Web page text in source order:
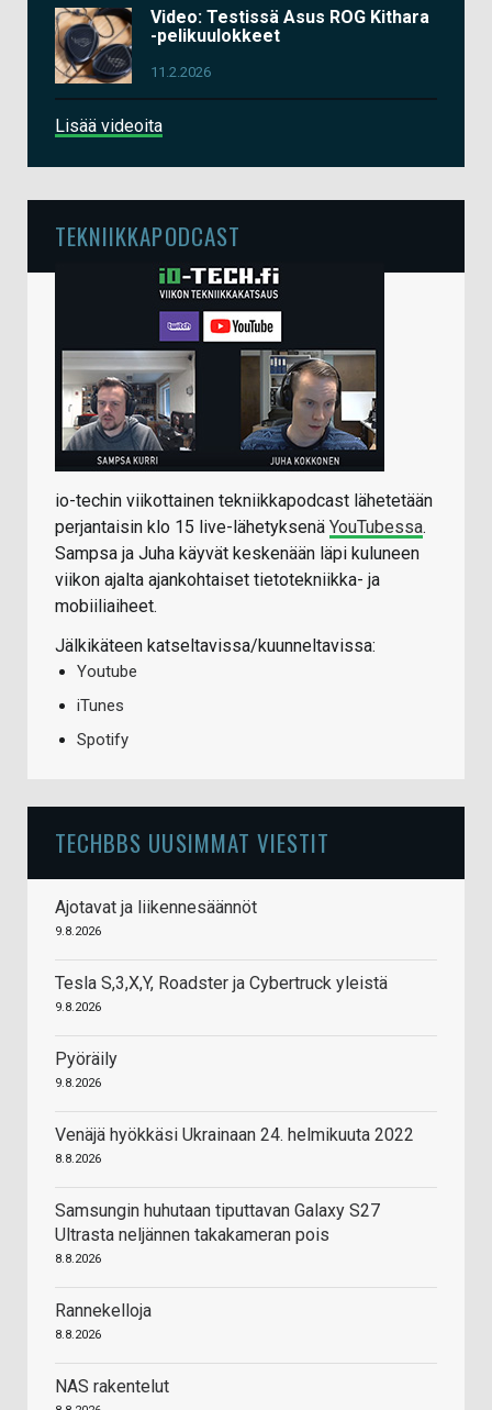
Video: Testissä Asus ROG Kithara
-pelikuulokkeet
11.2.2026
Lisää videoita
TEKNIIKKAPODCAST
io-techin viikottainen tekniikkapodcast lähetetään
perjantaisin klo 15 live-lähetyksenä YouTubessa.
Sampsa ja Juha käyvät keskenään läpi kuluneen
viikon ajalta ajankohtaiset tietotekniikka- ja
mobiiliaiheet.
Jälkikäteen katseltavissa/kuunneltavissa:
Youtube
iTunes
Spotify
TECHBBS UUSIMMAT VIESTIT
Ajotavat ja liikennesäännöt
9.8.2026
Tesla S,3,X,Y, Roadster ja Cybertruck yleistä
9.8.2026
Pyöräily
9.8.2026
Venäjä hyökkäsi Ukrainaan 24. helmikuuta 2022
8.8.2026
Samsungin huhutaan tiputtavan Galaxy S27
Ultrasta neljännen takakameran pois
8.8.2026
Rannekelloja
8.8.2026
NAS rakentelut